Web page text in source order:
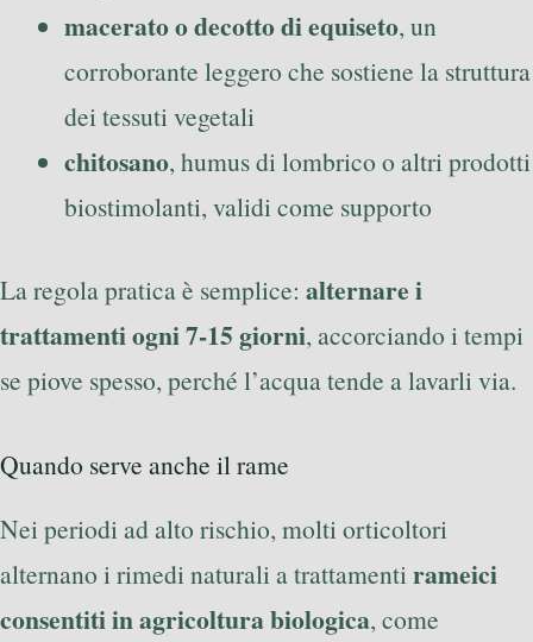
macerato o decotto di equiseto, un
corroborante leggero che sostiene la struttura
dei tessuti vegetali
chitosano, humus di lombrico o altri prodotti
biostimolanti, validi come supporto
La regola pratica è semplice: alternare i
trattamenti ogni 7-15 giorni, accorciando i tempi
se piove spesso, perché l’acqua tende a lavarli via.
Quando serve anche il rame
Nei periodi ad alto rischio, molti orticoltori
alternano i rimedi naturali a trattamentirameici
consentiti in agricoltura biologica, come